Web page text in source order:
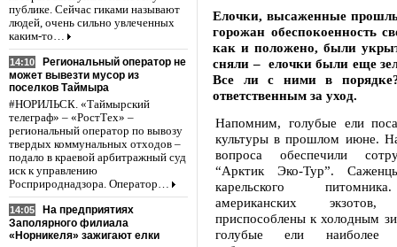
публике. Сейчас гиками называют
людей, очень сильно увлеченных
каким-то…
14:10
Региональный оператор не
может вывезти мусор из
поселков Таймыра
#НОРИЛЬСК. «Таймырский
телеграф» – «РостТех» –
региональный оператор по вывозу
твердых коммунальных отходов –
подало в краевой арбитражный суд
иск к управлению
Росприроднадзора. Оператор…
14:05
На предприятиях
Заполярного филиала
«Норникеля» зажигают елки
Елочки, высаженные
горожан обеспокоенность
как и положено, были
сняли – елочки были еще
Все ли с ними в
ответственным за уход.
Напомним, голубые ели
культуры в прошлом июне.
вопроса обеспечили
“Арктик Эко-Тур”.
карельского
американских
приспособлены к холодным
голубые ели наиболее